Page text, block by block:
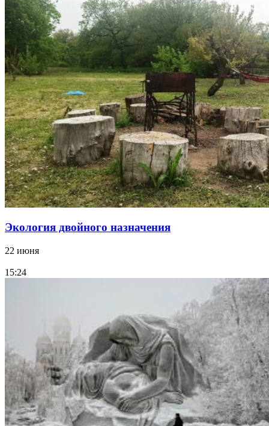
Экология двойного назначения
22 июня
15:24